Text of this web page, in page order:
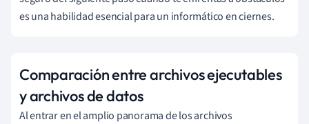
es una habilidad esencial para un informático en ciernes.
Comparación entre archivos ejecutables
y archivos de datos
Al entrar en el amplio panorama de los archivos